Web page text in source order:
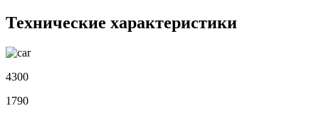
Технические характеристики
4300
1790